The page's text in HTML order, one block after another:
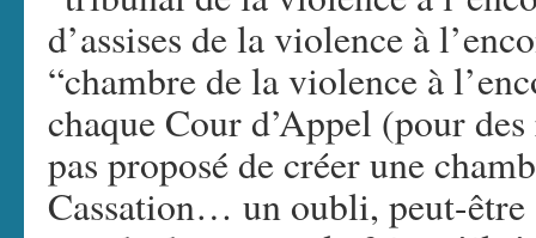
d’assises de la violence à
“chambre de la violence à
chaque Cour d’Appel (pour
pas proposé de créer une
Cassation… un oubli, peut-